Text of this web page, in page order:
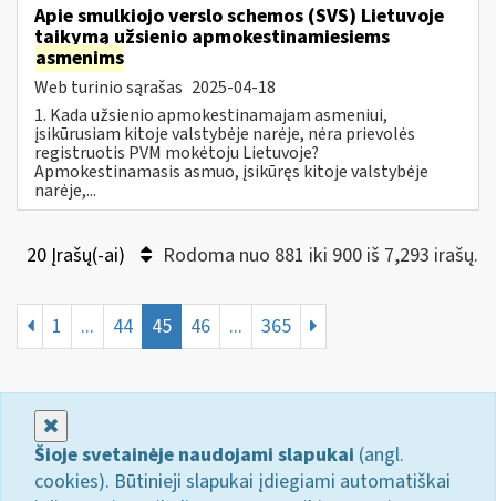
Apie smulkiojo verslo schemos (SVS) Lietuvoje
taikymą užsienio apmokestinamiesiems
asmenims
Web turinio sąrašas 2025-04-18
1. Kada užsienio apmokestinamajam asmeniui,
įsikūrusiam kitoje valstybėje narėje, nėra prievolės
registruotis PVM mokėtoju Lietuvoje?
Apmokestinamasis asmuo, įsikūręs kitoje valstybėje
narėje,...
20 Įrašų(-ai) Rodoma nuo 881 iki 900 iš 7,293 irašų.
1 ... 44 45 46 ... 365
Šioje svetainėje naudojami slapukai (angl.
cookies). Būtinieji slapukai įdiegiami automatiškai